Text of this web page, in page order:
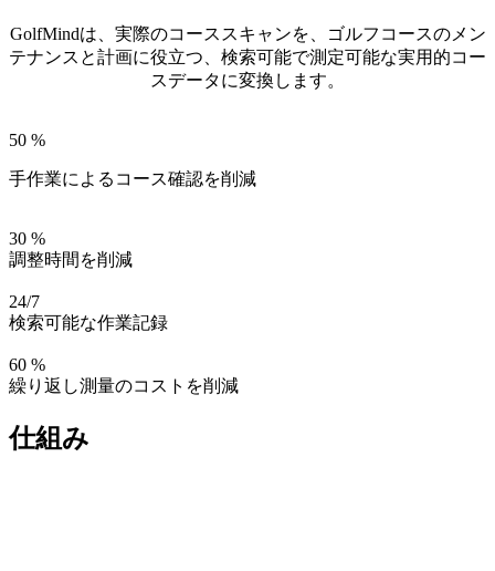
GolfMindは、実際のコーススキャンを、ゴルフコースのメン
テナンスと計画に役立つ、検索可能で測定可能な実用的コー
スデータに変換します。
50 %
手作業によるコース確認を削減
30 %
調整時間を削減
24/7
検索可能な作業記録
60 %
繰り返し測量のコストを削減
仕組み